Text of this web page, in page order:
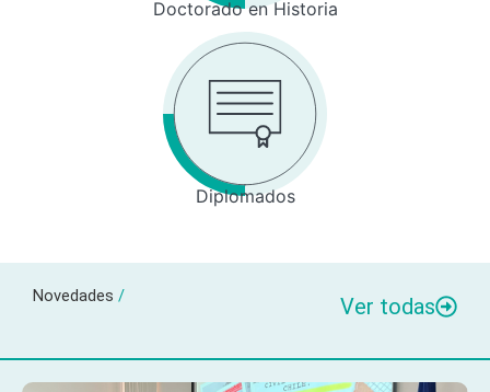
Doctorado en Historia
Diplomados
Novedades / Ver todas